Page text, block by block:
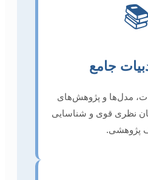
جامع
مدل‌ها و پژوهش‌های
نظری قوی و شناسایی
پژوهشی.